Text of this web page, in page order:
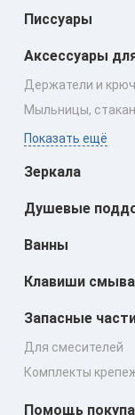
Писсуары
Аксессуары
Держатели и
Мыльницы,
Показать ещё
Зеркала
Душевые
Ванны
Клавиши смыва
Запасные
Для смесителей
Комплекты
Помощь